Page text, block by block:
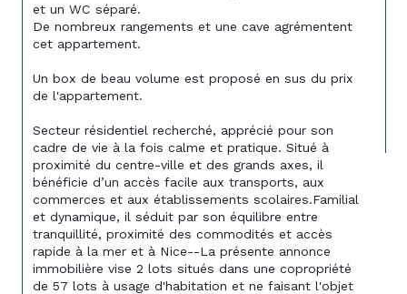
et un WC séparé.
De nombreux rangements et une cave agrémentent
cet appartement.
Un box de beau volume est proposé en sus du prix
de l'appartement.
Secteur résidentiel recherché, apprécié pour son
cadre de vie à la fois calme et pratique. Situé à
proximité du centre-ville et des grands axes, il
bénéficie d’un accès facile aux transports, aux
commerces et aux établissements scolaires.Familial
et dynamique, il séduit par son équilibre entre
tranquillité, proximité des commodités et accès
rapide à la mer et à Nice--La présente annonce
immobilière vise 2 lots situés dans une copropriété
de 57 lots à usage d'habitation et ne faisant l'objet